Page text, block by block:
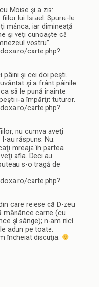
Moise şi a zis:
lui Israel. Spune-le
mânca, iar dimineaţă
şi veţi cunoaşte că
vostru”.
carte.php?
pâini şi cei doi peşti,
şi a frânt pâinile
să le pună înainte,
i-a împărţit tuturor.
carte.php?
nu cumva aveţi
au răspuns: Nu.
mreaja în partea
afla. Deci au
s-o tragă de
carte.php?
care reiese că D-zeu
mănânce carne (cu
şi sânge); n-am nici
adun pe toate.
încheiat discuţia.